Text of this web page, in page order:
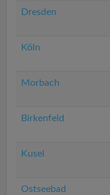
Dresden
Köln
Morbach
Birkenfeld
Kusel
Ostseebad